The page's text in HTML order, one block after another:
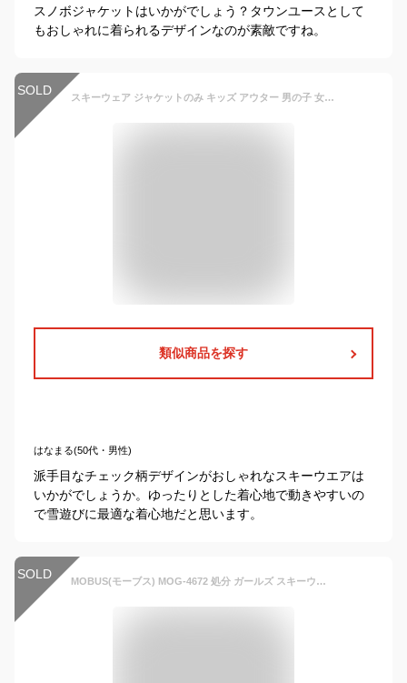
スノボジャケットはいかがでしょう？タウンユースとして
もおしゃれに着られるデザインなのが素敵ですね。
SOLD スキーウェア ジャケットのみ キッズ アウター 男の子 女の子 雪遊び 防寒 防風 防水 スノーボード フート付き スタンドカラー チェック 黒 赤
類似商品を探す
はなまる(50代・男性)
派手目なチェック柄デザインがおしゃれなスキーウエアは
いかがでしょうか。ゆったりとした着心地で動きやすいの
で雪遊びに最適な着心地だと思います。
SOLD MOBUS(モーブス) MOG-4672 処分 ガールズ スキーウェア スノージャケット スノーボード